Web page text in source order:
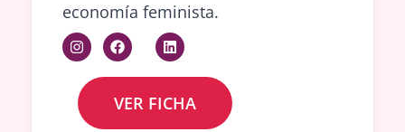
economía feminista.
VER FICHA